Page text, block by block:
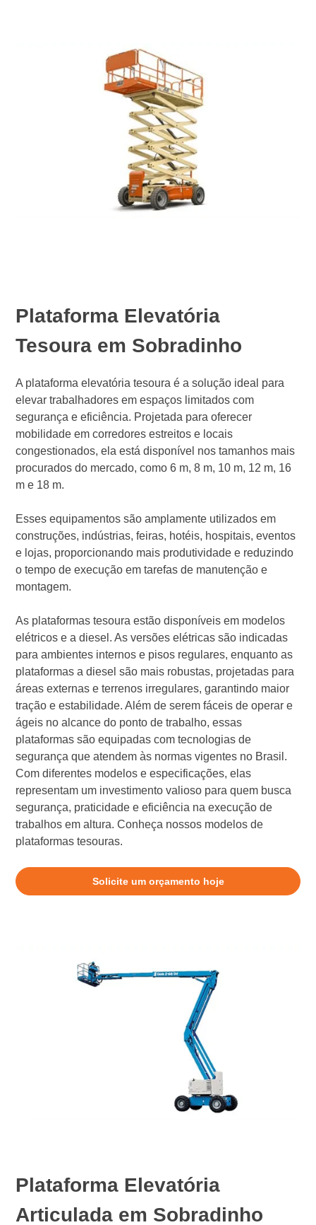
Plataforma Elevatória
Tesoura em Sobradinho
A plataforma elevatória tesoura é a solução ideal para
elevar trabalhadores em espaços limitados com
segurança e eficiência. Projetada para oferecer
mobilidade em corredores estreitos e locais
congestionados, ela está disponível nos tamanhos mais
procurados do mercado, como 6 m, 8 m, 10 m, 12 m, 16
m e 18 m.
Esses equipamentos são amplamente utilizados em
construções, indústrias, feiras, hotéis, hospitais, eventos
e lojas, proporcionando mais produtividade e reduzindo
o tempo de execução em tarefas de manutenção e
montagem.
As plataformas tesoura estão disponíveis em modelos
elétricos e a diesel. As versões elétricas são indicadas
para ambientes internos e pisos regulares, enquanto as
plataformas a diesel são mais robustas, projetadas para
áreas externas e terrenos irregulares, garantindo maior
tração e estabilidade. Além de serem fáceis de operar e
ágeis no alcance do ponto de trabalho, essas
plataformas são equipadas com tecnologias de
segurança que atendem às normas vigentes no Brasil.
Com diferentes modelos e especificações, elas
representam um investimento valioso para quem busca
segurança, praticidade e eficiência na execução de
trabalhos em altura. Conheça nossos modelos de
plataformas tesouras.
Solicite um orçamento hoje
Plataforma Elevatória
Articulada em Sobradinho